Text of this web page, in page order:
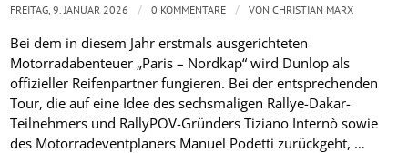
Bei dem in diesem Jahr erstmals ausgerichteten
Motorradabenteuer „Paris – Nordkap“ wird Dunlop als
offizieller Reifenpartner fungieren. Bei der entsprechenden
Tour, die auf eine Idee des sechsmaligen Rallye-Dakar-
Teilnehmers und RallyPOV-Gründers Tiziano Internò sowie
des Motorradeventplaners Manuel Podetti zurückgeht, …
FREITAG, 9. JANUAR 2026 / 0 KOMMENTARE / VONCHRISTIAN MARX